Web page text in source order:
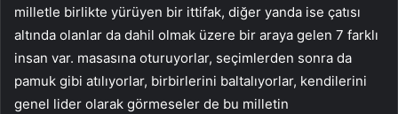
milletle birlikte yürüyen bir ittifak, diğer yanda ise çatısı
altında olanlar da dahil olmak üzere bir araya gelen 7 farklı
insan var. masasına oturuyorlar, seçimlerden sonra da
pamuk gibi atılıyorlar, birbirlerini baltalıyorlar, kendilerini
genel lider olarak görmeseler de bu milletin